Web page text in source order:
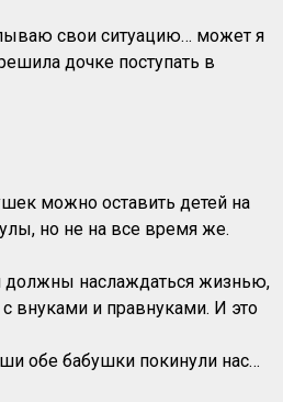
свои ситуацию… может я
дочке поступать в
можно оставить детей на
но не на все время же.
наслаждаться жизнью,
внуками и правнуками. И это
обе бабушки покинули нас…